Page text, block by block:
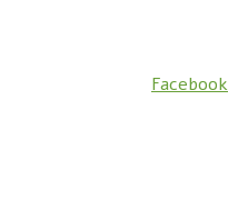
Facebook